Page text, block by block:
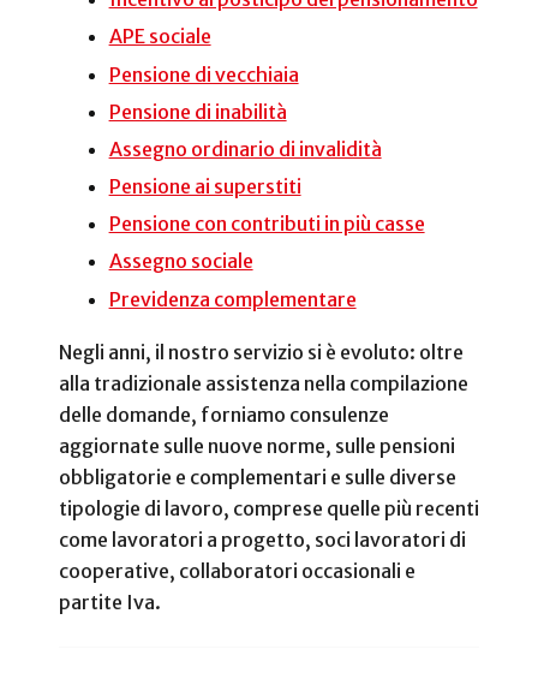
APE sociale
Pensione di vecchiaia
Pensione di inabilità
Assegno ordinario di invalidità
Pensione ai superstiti
Pensione con contributi in più casse
Assegno sociale
Previdenza complementare
Negli anni, il nostro servizio si è evoluto: oltre
alla tradizionale assistenza nella compilazione
delle domande, forniamo consulenze
aggiornate sulle nuove norme, sulle pensioni
obbligatorie e complementari e sulle diverse
tipologie di lavoro, comprese quelle più recenti
come lavoratori a progetto, soci lavoratori di
cooperative, collaboratori occasionali e
partite Iva.